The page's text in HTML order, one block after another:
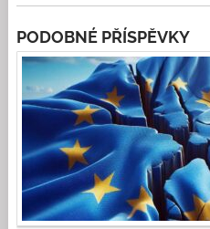
PODOBNÉ PŘÍSPĚVKY